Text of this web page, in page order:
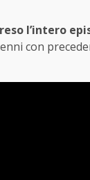
l’intero
con